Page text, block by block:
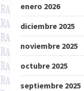
enero 2026
diciembre 2025
noviembre 2025
octubre 2025
septiembre 2025